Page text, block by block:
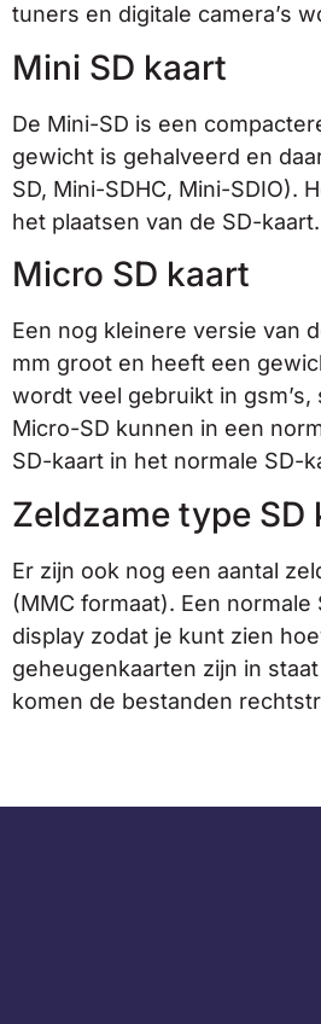
tuners en digitale camera’s
Mini SD kaart
De Mini-SD is een
gewicht is gehalveerd en
SD, Mini-SDHC, Mini-SDIO).
het plaatsen van de SD-
Micro SD kaart
Een nog kleinere versie van
mm groot en heeft een
wordt veel gebruikt in
Micro-SD kunnen in een
SD-kaart in het normale SD-
Zeldzame type SD
Er zijn ook nog een aantal
(MMC formaat). Een
display zodat je kunt zien
geheugenkaarten zijn in
komen de bestanden